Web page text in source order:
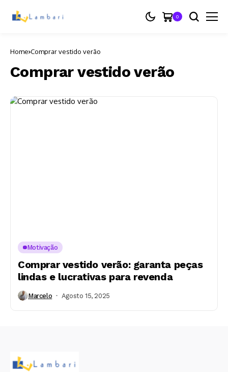
0
Home Comprar vestido verão
Comprar vestido verão
Motivação
Comprar vestido verão: garanta peças
lindas e lucrativas para revenda
Marcelo Agosto 15, 2025